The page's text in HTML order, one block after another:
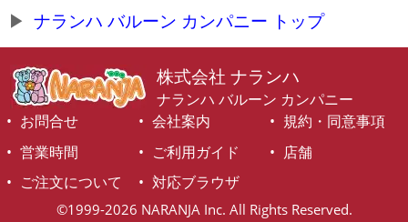
ナランハ バルーン カンパニー トップ
株式会社 ナランハ
ナランハ バルーン カンパニー
お問合せ
会社案内
規約・同意事項
営業時間
ご利用ガイド
店舗
ご注文について
対応ブラウザ
©1999-2026 NARANJA Inc. All Rights Reserved.